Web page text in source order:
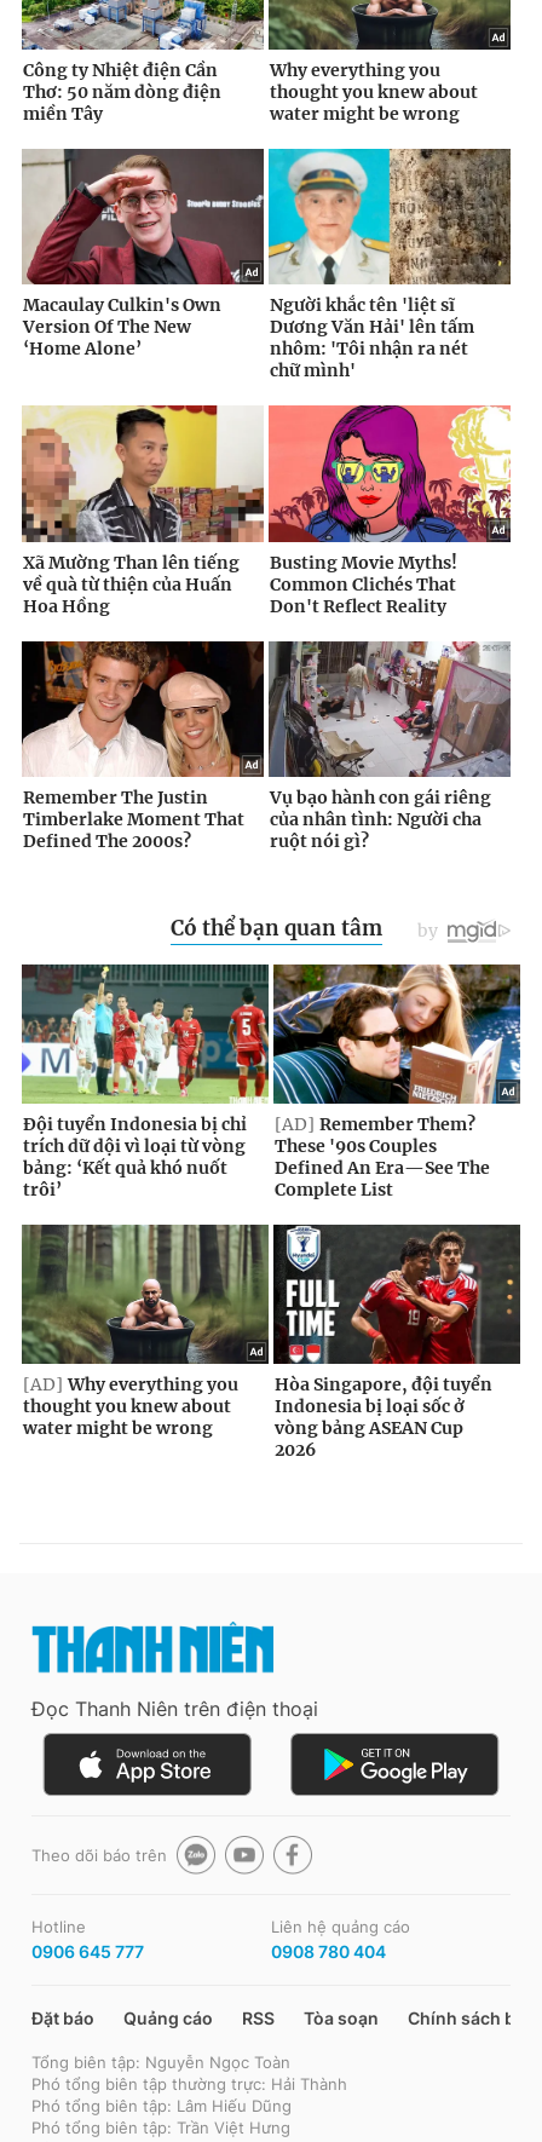
Đọc Thanh Niên trên điện thoại
Theo dõi báo trên
Hotline
0906 645 777
Liên hệ quảng cáo
0908 780 404
Đặt báo Quảng cáo RSS Tòa soạn Chính sách bảo
Tổng biên tập: Nguyễn Ngọc Toàn
Phó tổng biên tập thường trực: Hải Thành
Phó tổng biên tập: Lâm Hiếu Dũng
Phó tổng biên tập: Trần Việt Hưng